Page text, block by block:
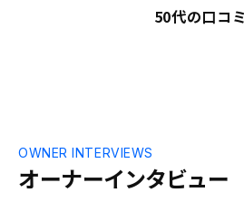
合せをさせて頂きましたが、おや
ておる点があり、 良くある契約ま
50代の口コ
オーナーインタビュー
OWNER INTERVIEWS